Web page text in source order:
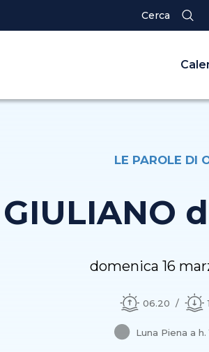
Cerca
LE PAROLE DI
domenica 16
06.20
Luna Piena a h.